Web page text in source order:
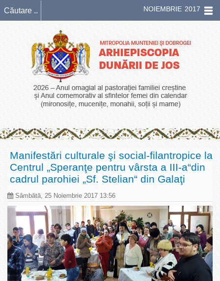
NOIEMBRIE 2017
Manifestări culturale şi social-filantropice la
Centrul „Speranţe pentru vârsta a III-a“din
cadrul parohiei „Sf. Stelian“ din Galaţi
Sâmbătă, 25 Noiembrie 2017 13:56